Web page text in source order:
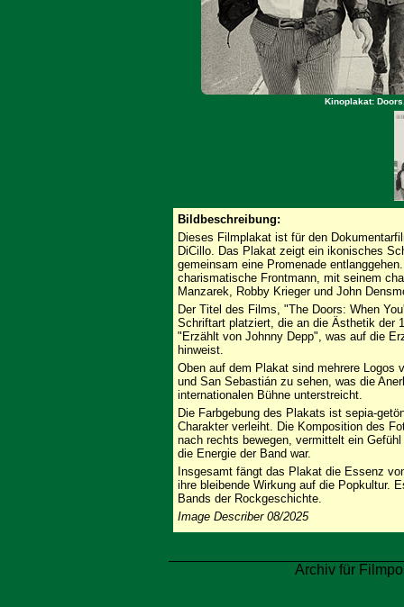
Kinoplakat:
Bildbeschreibung:
Dieses Filmplakat ist für den
DiCillo. Das Plakat zeigt ein ikonisches
gemeinsam eine Promenade
charismatische Frontmann, mit seinem
Manzarek, Robby Krieger und John
Der Titel des Films, "The Doors: When
Schriftart platziert, die an die Ästhetik der
"Erzählt von Johnny Depp", was auf die
hinweist.
Oben auf dem Plakat sind mehrere Logos
und San Sebastián zu sehen, was die
internationalen Bühne unterstreicht.
Die Farbgebung des Plakats ist sepia-
Charakter verleiht. Die Komposition des
nach rechts bewegen, vermittelt ein
die Energie der Band war.
Insgesamt fängt das Plakat die Essenz
ihre bleibende Wirkung auf die Popkultur.
Bands der Rockgeschichte.
Image Describer 08/2025
Archiv für